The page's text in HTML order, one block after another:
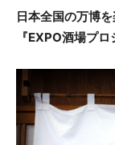
日本全国の万博
『EXPO酒場プロ